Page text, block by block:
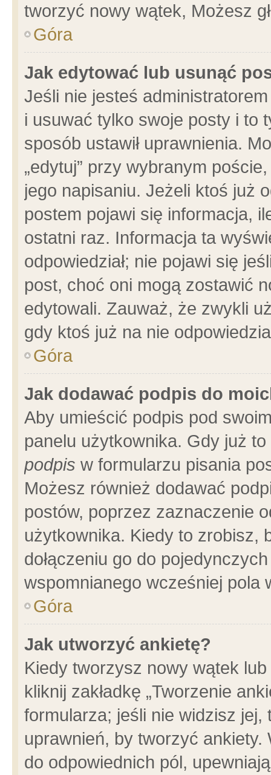
tworzyć nowy wątek, Możesz
Góra
Jak edytować lub usunąć
Jeśli nie jesteś
i usuwać tylko swoje posty i to
sposób ustawił uprawnienia.
„edytuj” przy wybranym
jego napisaniu. Jeżeli ktoś już
postem pojawi się informacja,
ostatni raz. Informacja ta
odpowiedział; nie pojawi się
post, choć oni mogą zostawić
edytowali. Zauważ, że zwykli
gdy ktoś już na nie
Góra
Jak dodawać podpis do
Aby umieścić podpis pod
panelu użytkownika. Gdy już
podpis w formularzu pisania
Możesz również dodawać
postów, poprzez zaznaczenie
użytkownika. Kiedy to zrobisz,
dołączeniu go do
wspomnianego wcześniej pola
Góra
Jak utworzyć ankietę?
Kiedy tworzysz nowy wątek
kliknij zakładkę „Tworzenie
formularza; jeśli nie widzisz
uprawnień, by tworzyć ankiety.
do odpowiednich pól,